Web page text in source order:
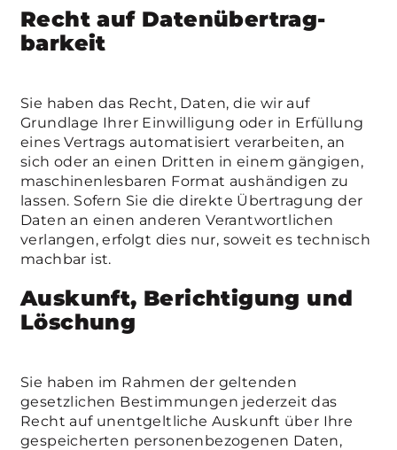
Recht auf Daten­übertrag­
barkeit
Sie haben das Recht, Daten, die wir auf
Grundlage Ihrer Einwilligung oder in Erfüllung
eines Vertrags automatisiert verarbeiten, an
sich oder an einen Dritten in einem gängigen,
maschinenlesbaren Format aushändigen zu
lassen. Sofern Sie die direkte Übertragung der
Daten an einen anderen Verantwortlichen
verlangen, erfolgt dies nur, soweit es technisch
machbar ist.
Auskunft, Berichtigung und
Löschung
Sie haben im Rahmen der geltenden
gesetzlichen Bestimmungen jederzeit das
Recht auf unentgeltliche Auskunft über Ihre
gespeicherten personenbezogenen Daten,